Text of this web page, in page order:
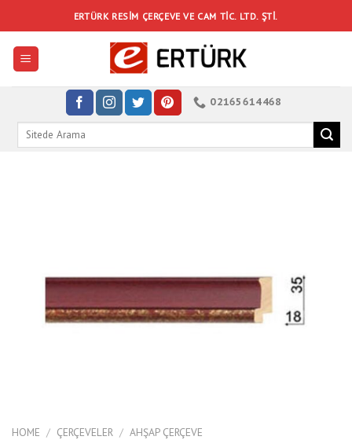
to
content
ERTÜRK RESIM ÇERÇEVE VE CAM TIC. LTD. ŞTI.
02165614468
Search
HOME / ÇERÇEVELER / AHŞAP ÇERÇEVE